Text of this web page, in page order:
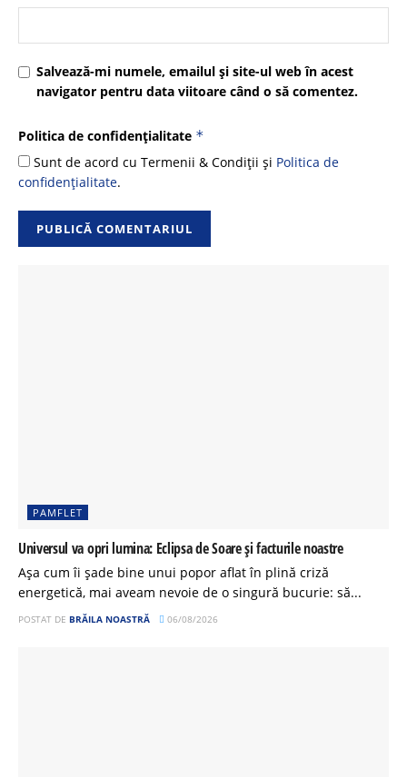
Salvează-mi numele, emailul și site-ul web în acest
navigator pentru data viitoare când o să comentez.
Politica de confidențialitate *
Sunt de acord cu Termenii & Condiții și Politica de
confidențialitate.
PAMFLET
Universul va opri lumina: Eclipsa de Soare și facturile noastre
Așa cum îi șade bine unui popor aflat în plină criză
energetică, mai aveam nevoie de o singură bucurie: să...
POSTAT DE BRĂILA NOASTRĂ 06/08/2026